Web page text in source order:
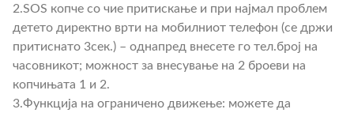
2.SOS копче со чие притискање и при најмал проблем
детето директно врти на мобилниот телефон (се држи
притиснато 3сек.) – однапред внесете го тел.број на
часовникот; можност за внесување на 2 броеви на
копчињата 1 и 2.
3.Функција на ограничено движење: можете да